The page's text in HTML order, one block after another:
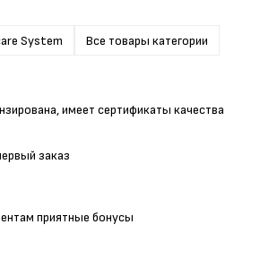
System Все товары категории
имеет сертификаты качества
заказ
приятные бонусы